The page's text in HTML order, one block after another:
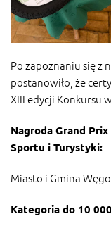
Po zapoznaniu się z
postanowiło, że
XIII edycji Konkursu
Nagroda Grand
Sportu i Turystyki:
Miasto i Gmina
Kategoria do 10